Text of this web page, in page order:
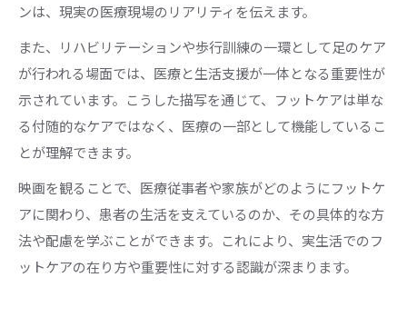
ンは、現実の医療現場のリアリティを伝えます。
また、リハビリテーションや歩行訓練の一環として足のケア
が行われる場面では、医療と生活支援が一体となる重要性が
示されています。こうした描写を通じて、フットケアは単な
る付随的なケアではなく、医療の一部として機能しているこ
とが理解できます。
映画を観ることで、医療従事者や家族がどのようにフットケ
アに関わり、患者の生活を支えているのか、その具体的な方
法や配慮を学ぶことができます。これにより、実生活でのフ
ットケアの在り方や重要性に対する認識が深まります。